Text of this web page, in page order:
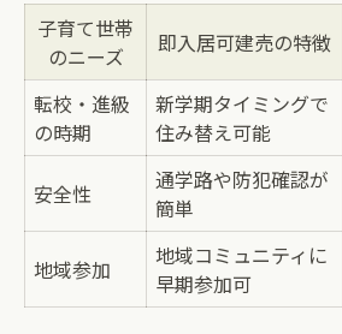
子育て世帯
のニーズ
即入居可建売の特徴
転校・進級
の時期
新学期タイミングで
住み替え可能
安全性
通学路や防犯確認が
簡単
地域参加
地域コミュニティに
早期参加可